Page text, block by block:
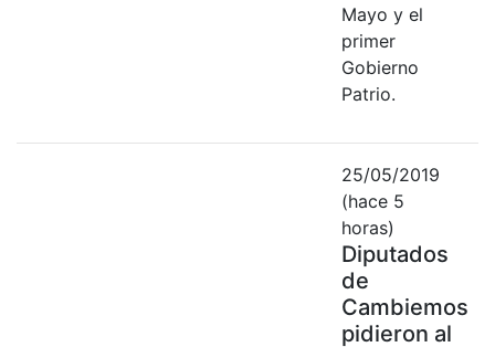
Mayo y el
primer
Gobierno
Patrio.
25/05/2019
(hace 5
horas)
Diputados
de
Cambiemos
pidieron al